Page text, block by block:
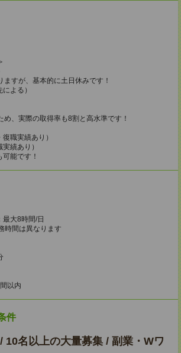
ますが、基本的に土日休みです！
よる）
め、実際の取得率も8割と高水準です！
職実績あり）
績あり）
能です！
最大8時間/日
時間は異なります
以内
件
10名以上の大量募集 / 副業・Wワ